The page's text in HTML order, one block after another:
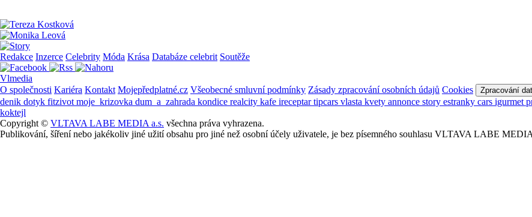
Redakce Inzerce Celebrity Móda Krása Databáze celebrit Soutěže
Vlmedia
O společnosti Kariéra Kontakt Mojepředplatné.cz Všeobecné smluvní podmínky Zásady zpracování osobních údajů Cookies Zpracování dat
denik dotyk fitzivot moje_krizovka dum_a_zahrada kondice realcity kafe ireceptartipcars vlasta kvety annonce story estranky cars igurmet
koktejl
Copyright © VLTAVA LABE MEDIA a.s. všechna práva vyhrazena.
Publikování, šíření nebo jakékoliv jiné užití obsahu pro jiné než osobní účely uživatele, je bez písemného souhlasu VLTAVA LABE